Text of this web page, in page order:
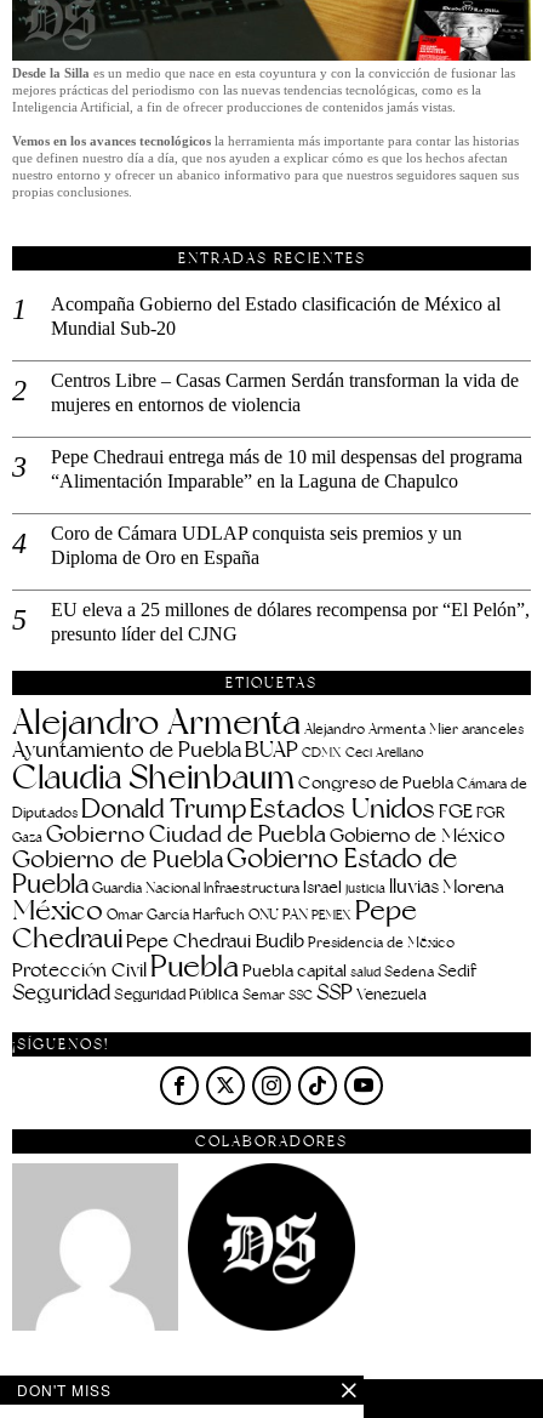
Desde la Silla es un medio que nace en esta coyuntura y con la convicción de fusionar las
mejores prácticas del periodismo con las nuevas tendencias tecnológicas, como es la
Inteligencia Artificial, a fin de ofrecer producciones de contenidos jamás vistas.
Vemos en los avances tecnológicos la herramienta más importante para contar las historias
que definen nuestro día a día, que nos ayuden a explicar cómo es que los hechos afectan
nuestro entorno y ofrecer un abanico informativo para que nuestros seguidores saquen sus
propias conclusiones.
ENTRADAS RECIENTES
Acompaña Gobierno del Estado clasificación de México al
Mundial Sub-20
Centros Libre – Casas Carmen Serdán transforman la vida de
mujeres en entornos de violencia
Pepe Chedraui entrega más de 10 mil despensas del programa
“Alimentación Imparable” en la Laguna de Chapulco
Coro de Cámara UDLAP conquista seis premios y un
Diploma de Oro en España
EU eleva a 25 millones de dólares recompensa por “El Pelón”,
presunto líder del CJNG
ETIQUETAS
Alejandro Armenta Alejandro Armenta Mier aranceles
Ayuntamiento de PueblaBUAP CDMX Ceci Arellano
Claudia SheinbaumCongreso de Puebla Cámara de
Diputados Donald TrumpEstados Unidos FGEFGR
Gaza Gobierno Ciudad de PueblaGobierno de México
Gobierno de PueblaGobierno Estado de
PueblaGuardia Nacional Infraestructura Israel justicia lluviasMorena
México Omar García Harfuch ONU PAN PEMEX Pepe
ChedrauiPepe Chedraui BudibPresidencia de México
Protección Civil PueblaPuebla capital salud Sedena Sedif
SeguridadSeguridad Pública Semar SSC SSPVenezuela
¡SÍGUENOS!
COLABORADORES
DON'T MISS